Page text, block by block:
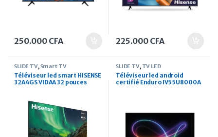
250.000 CFA 225.000 CFA
SLIDE TV,Smart TV
Téléviseur led smart HISENSE
32A4GS VIDAA 32 pouces
SLIDE TV, TV LED
Téléviseur led android
certifié Enduro IV55U8000A